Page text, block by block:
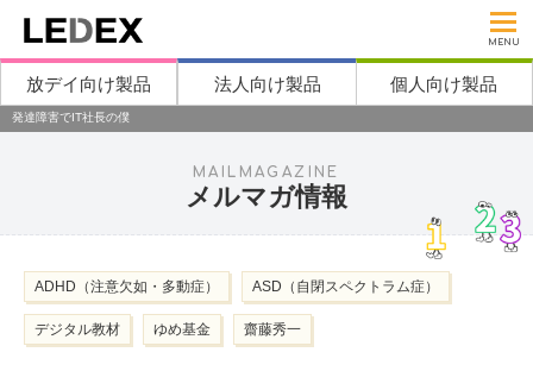
MENU
放デイ向け製品 法人向け製品 個人向け製品
発達障害でIT社長の僕
MAILMAGAZINE
メルマガ情報
ADHD（注意欠如・多動症） ASD（自閉スペクトラム症）
デジタル教材 ゆめ基金 齋藤秀一